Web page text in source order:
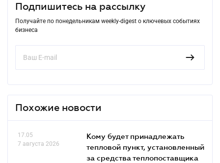
Подпишитесь на рассылку
Получайте по понедельникам weekly-digest о ключевых событиях
бизнеса
Похожие новости
17.05
7 августа 2026
Кому будет принадлежать
тепловой пункт, установленный
за средства теплопоставщика